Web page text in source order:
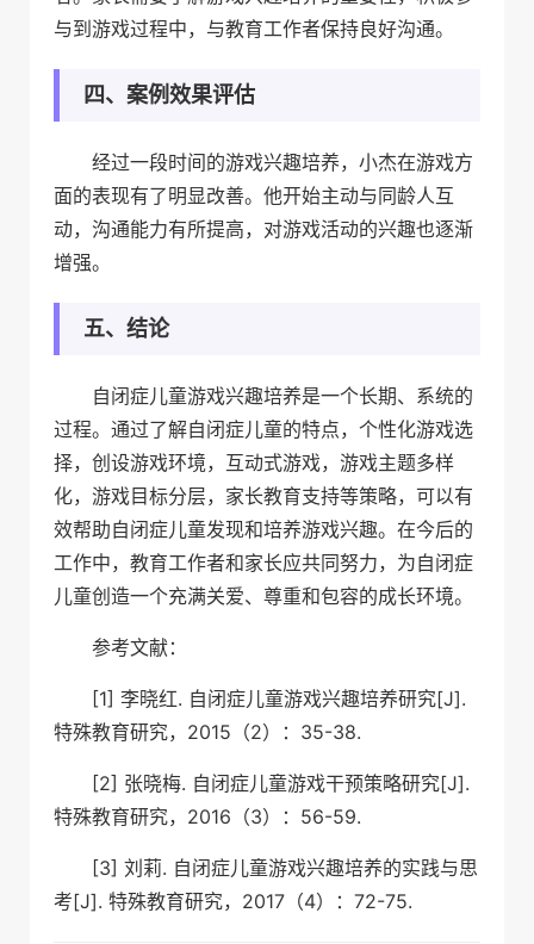
与到游戏过程中，与教育工作者保持良好沟通。
四、案例效果评估
经过一段时间的游戏兴趣培养，小杰在游戏方
面的表现有了明显改善。他开始主动与同龄人互
动，沟通能力有所提高，对游戏活动的兴趣也逐渐
增强。
五、结论
自闭症儿童游戏兴趣培养是一个长期、系统的
过程。通过了解自闭症儿童的特点，个性化游戏选
择，创设游戏环境，互动式游戏，游戏主题多样
化，游戏目标分层，家长教育支持等策略，可以有
效帮助自闭症儿童发现和培养游戏兴趣。在今后的
工作中，教育工作者和家长应共同努力，为自闭症
儿童创造一个充满关爱、尊重和包容的成长环境。
参考文献：
[1] 李晓红. 自闭症儿童游戏兴趣培养研究[J].
特殊教育研究，2015（2）：35-38.
[2] 张晓梅. 自闭症儿童游戏干预策略研究[J].
特殊教育研究，2016（3）：56-59.
[3] 刘莉. 自闭症儿童游戏兴趣培养的实践与思
考[J]. 特殊教育研究，2017（4）：72-75.